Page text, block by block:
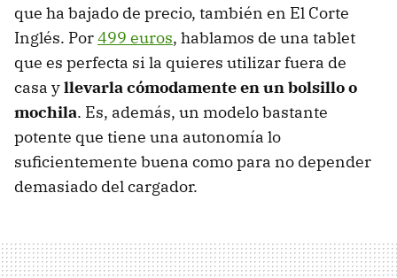
que ha bajado de precio, también en El Corte
Inglés. Por499 euros, hablamos de una tablet
que es perfecta si la quieres utilizar fuera de
casa yllevarla cómodamente en un bolsillo o
mochila. Es, además, un modelo bastante
potente que tiene una autonomía lo
suficientemente buena como para no depender
demasiado del cargador.